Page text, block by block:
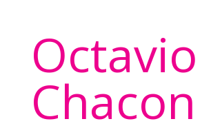
Octavio
Chacon